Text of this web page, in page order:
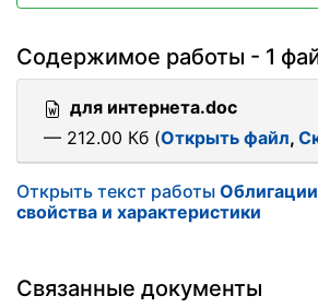
Содержимое работы - 1
для интернета.doc
— 212.00 Кб (Открыть файл,
Открыть текст работы
свойства и характеристики
Связанные документы